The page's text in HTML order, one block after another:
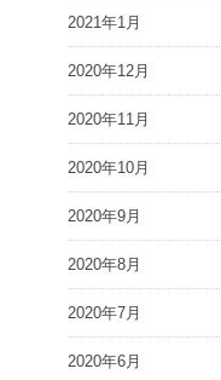
2021年1月
2020年12月
2020年11月
2020年10月
2020年9月
2020年8月
2020年7月
2020年6月